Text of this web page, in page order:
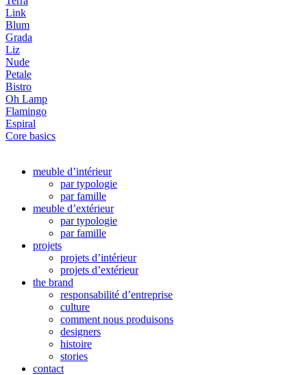
Link
Blum
Grada
Liz
Nude
Petale
Bistro
Oh Lamp
Flamingo
Espiral
Core basics
meuble d’intérieur
par typologie
par famille
meuble d’extérieur
par typologie
par famille
projets
projets d’intérieur
projets d’extérieur
the brand
responsabilité d’entreprise
culture
comment nous produisons
designers
histoire
stories
contact